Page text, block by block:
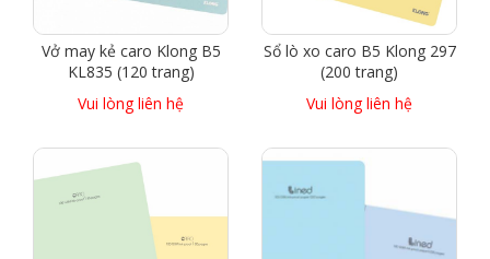
Vở may kẻ caro Klong B5
KL835 (120 trang)
Vui lòng liên hệ
Sổ lò xo caro B5 Klong 297
(200 trang)
Vui lòng liên hệ